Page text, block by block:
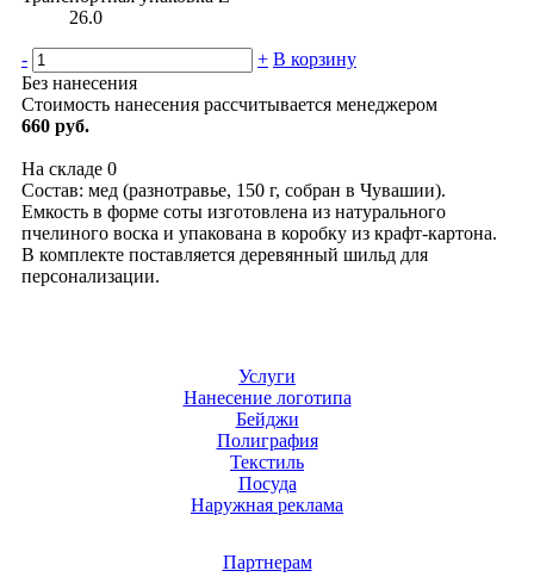
26.0
- + В корзину
Без нанесения
Стоимость нанесения рассчитывается менеджером
660 руб.
На складе 0
Состав: мед (разнотравье, 150 г, собран в Чувашии).
Емкость в форме соты изготовлена из натурального
пчелиного воска и упакована в коробку из крафт-картона.
В комплекте поставляется деревянный шильд для
персонализации.
Услуги
Нанесение логотипа
Бейджи
Полиграфия
Текстиль
Посуда
Наружная реклама
Партнерам